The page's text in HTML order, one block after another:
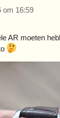
om 16:59
AR moeten